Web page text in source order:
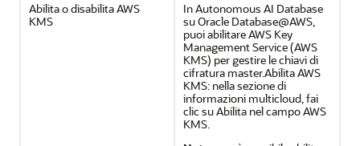
Abilita o disabilita AWS
KMS
In Autonomous AI Database
su Oracle Database@AWS,
puoi abilitare AWS Key
Management Service (AWS
KMS) per gestire le chiavi di
cifratura master.Abilita AWS
KMS: nella sezione di
informazioni multicloud, fai
clic su Abilita nel campo AWS
KMS.